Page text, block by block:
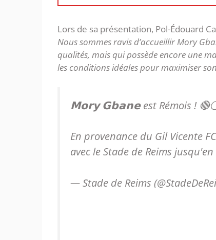
Lors de sa présentation, Pol-Édouard
Nous sommes ravis d’accueillir Mory
qualités, mais qui possède encore une
les conditions idéales pour maximiser
𝗠𝗼𝗿𝘆 𝗚𝗯𝗮𝗻𝗲 est Rémois !
En provenance du Gil Vicente
avec le Stade de Reims jusqu'en
— Stade de Reims